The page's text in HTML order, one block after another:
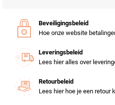
Beveiligingsbeleid
Hoe onze website
Leveringsbeleid
Lees hier alles over
Retourbeleid
Lees hier hoe je een retour